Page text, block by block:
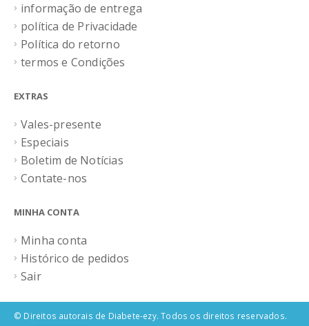
informação de entrega
política de Privacidade
Política do retorno
termos e Condições
EXTRAS
Vales-presente
Especiais
Boletim de Notícias
Contate-nos
MINHA CONTA
Minha conta
Histórico de pedidos
Sair
© Direitos autorais de Diabete-ezy. Todos os direitos reservados.